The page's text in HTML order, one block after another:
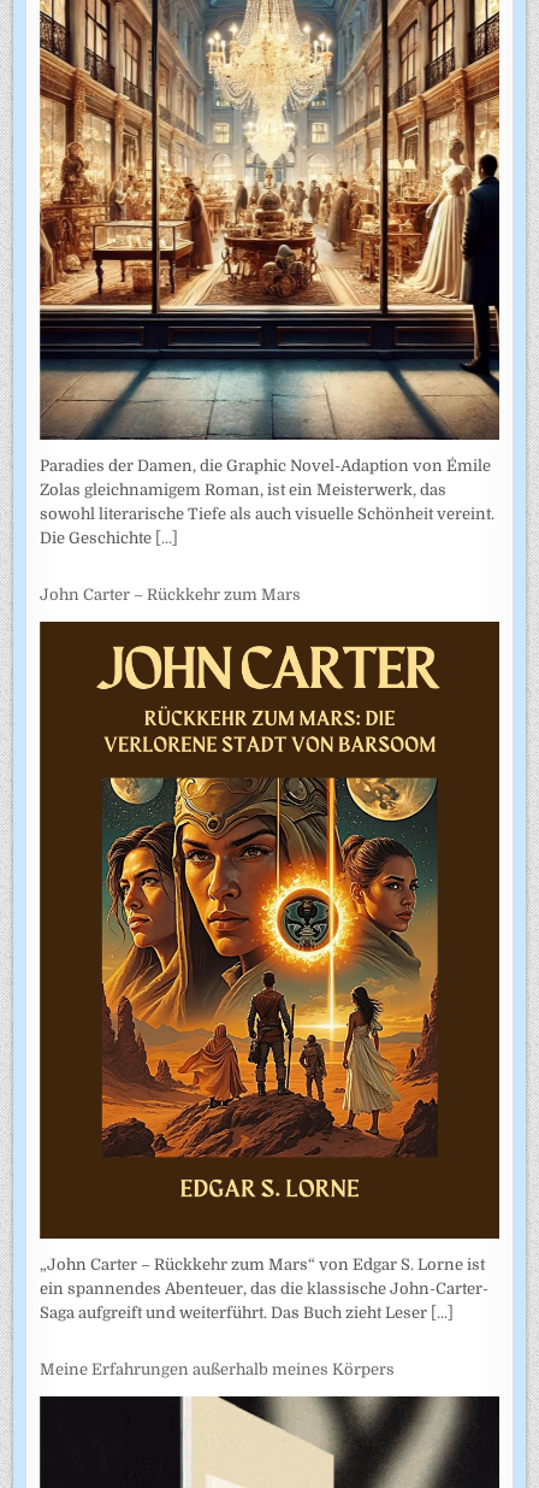
Paradies der Damen, die Graphic Novel-Adaption von Émile
Zolas gleichnamigem Roman, ist ein Meisterwerk, das
sowohl literarische Tiefe als auch visuelle Schönheit vereint.
Die Geschichte [...]
John Carter – Rückkehr zum Mars
„John Carter – Rückkehr zum Mars“ von Edgar S. Lorne ist
ein spannendes Abenteuer, das die klassische John-Carter-
Saga aufgreift und weiterführt. Das Buch zieht Leser [...]
Meine Erfahrungen außerhalb meines Körpers